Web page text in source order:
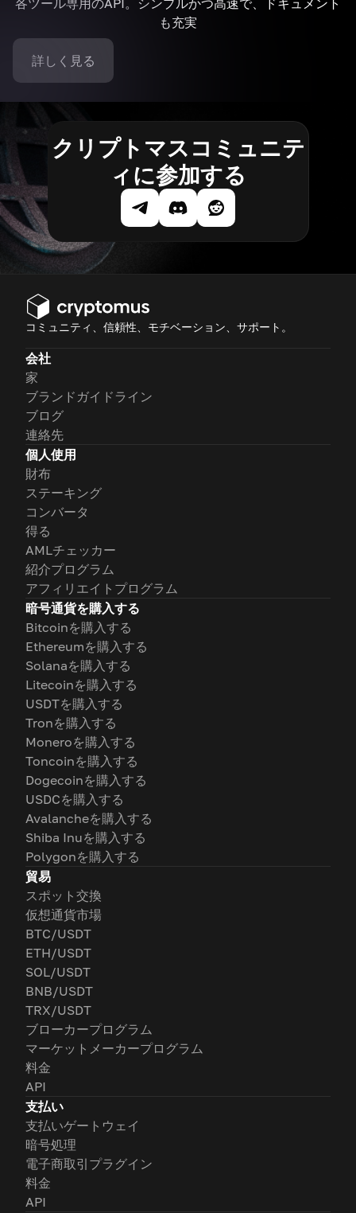
各ツール専用のAPI。シンプルかつ高速で、ドキュメント
も充実
詳しく見る
クリプトマスコミュニテ
ィに参加する
コミュニティ、信頼性、モチベーション、サポート。
会社
家
ブランドガイドライン
ブログ
連絡先
個人使用
財布
ステーキング
コンバータ
得る
AMLチェッカー
紹介プログラム
アフィリエイトプログラム
暗号通貨を購入する
Bitcoinを購入する
Ethereumを購入する
Solanaを購入する
Litecoinを購入する
USDTを購入する
Tronを購入する
Moneroを購入する
Toncoinを購入する
Dogecoinを購入する
USDCを購入する
Avalancheを購入する
Shiba Inuを購入する
Polygonを購入する
貿易
スポット交換
仮想通貨市場
BTC/USDT
ETH/USDT
SOL/USDT
BNB/USDT
TRX/USDT
ブローカープログラム
マーケットメーカープログラム
料金
API
支払い
支払いゲートウェイ
暗号処理
電子商取引プラグイン
料金
API